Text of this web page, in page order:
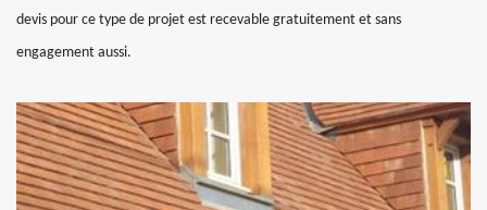
devis pour ce type de projet est recevable gratuitement et sans
engagement aussi.